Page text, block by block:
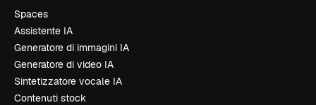
Spaces
Assistente IA
Generatore di immagini IA
Generatore di video IA
Sintetizzatore vocale IA
Contenuti stock